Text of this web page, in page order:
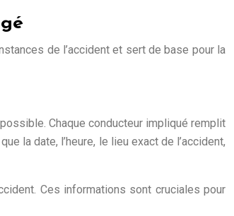
de l’accident et sert de base pour la
Chaque conducteur impliqué remplit
la date, l’heure, le lieu exact de l’accident,
Ces informations sont cruciales pour